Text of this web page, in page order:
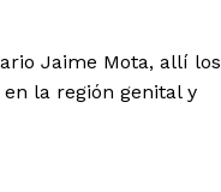
Jaime Mota, allí los
la región genital y